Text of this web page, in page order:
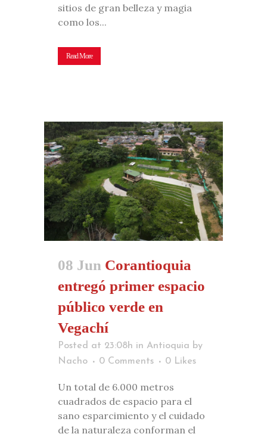
sitios de gran belleza y magia
como los...
Read More
08 Jun Corantioquia
entregó primer espacio
público verde en
Vegachí
Posted at 23:08h in Antioquia by
Nacho
0 Comments 0 Likes
Un total de 6.000 metros
cuadrados de espacio para el
sano esparcimiento y el cuidado
de la naturaleza conforman el